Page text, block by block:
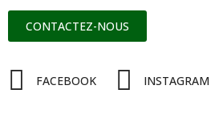
CONTACTEZ-NOUS
FACEBOOK INSTAGRAM